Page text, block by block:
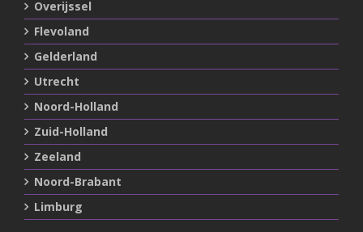
Overijssel
Flevoland
Gelderland
Utrecht
Noord-Holland
Zuid-Holland
Zeeland
Noord-Brabant
Limburg